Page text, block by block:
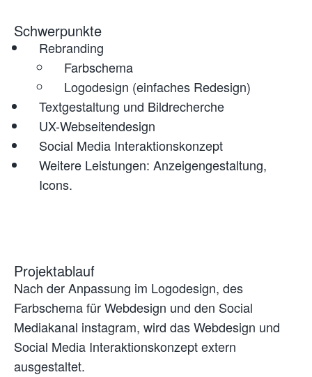
Schwerpunkte
Rebranding
Farbschema
Logodesign (einfaches Redesign)
Textgestaltung und Bildrecherche
UX-Webseitendesign
Social Media Interaktionskonzept
Weitere Leistungen: Anzeigengestaltung,
Icons.
Projektablauf
Nach der Anpassung im Logodesign, des
Farbschema für Webdesign und den Social
Mediakanal instagram, wird das Webdesign und
Social Media Interaktionskonzept extern
ausgestaltet.